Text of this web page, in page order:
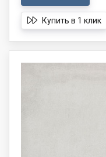
Купить в 1 клик